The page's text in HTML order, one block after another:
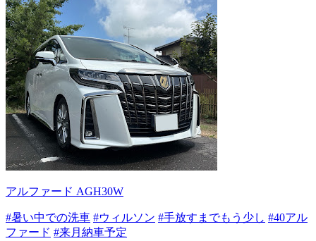
アルファード AGH30W
#暑い中での洗車 #ウィルソン #手放すまでもう少し #40アル
ファード #来月納車予定